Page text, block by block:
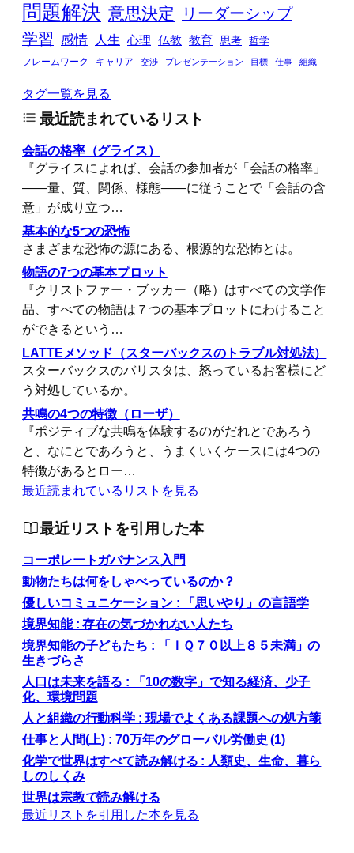
問題解決 意思決定
リーダーシップ
学習
感情 人生 心理 仏教 教育 思考
哲学
フレームワーク
キャリア 交渉 プレゼンテーション 目標 仕事 組織
タグ一覧を見る
最近読まれているリスト
会話の格率（グライス）
『グライスによれば、会話の参加者が「会話の格率」
――量、質、関係、様態――に従うことで「会話の含
意」が成り立つ…
基本的な5つの恐怖
さまざまな恐怖の源にある、根源的な恐怖とは。
物語の7つの基本プロット
『クリストファー・ブッカー（略）はすべての文学作
品、すべての物語は７つの基本プロットにわけること
ができるという…
LATTEメソッド（スターバックスのトラブル対処法）
スターバックスのバリスタは、怒っているお客様にど
う対処しているか。
共鳴の4つの特徴（ローザ）
『ポジティブな共鳴を体験するのがだれとであろう
と、なにとであろうと、うまくいくケースには4つの
特徴があるとロー…
最近読まれているリストを見る
最近リストを引用した本
コーポレートガバナンス入門
動物たちは何をしゃべっているのか？
優しいコミュニケーション : 「思いやり」の言語学
境界知能 : 存在の気づかれない人たち
境界知能の子どもたち : 「ＩＱ７０以上８５未満」の
生きづらさ
人口は未来を語る : 「10の数字」で知る経済、少子
化、環境問題
人と組織の行動科学 : 現場でよくある課題への処方箋
仕事と人間(上) : 70万年のグローバル労働史 (1)
化学で世界はすべて読み解ける : 人類史、生命、暮ら
しのしくみ
世界は宗教で読み解ける
最近リストを引用した本を見る